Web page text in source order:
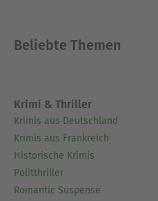
Beliebte Themen
Krimi & Thriller
Krimis aus Deutschland
Krimis aus Frankreich
Historische Krimis
Politthriller
Romantic Suspense